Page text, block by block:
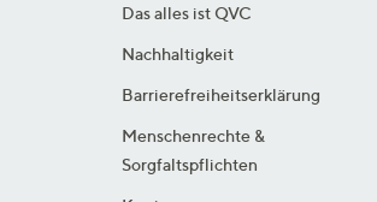
Das alles ist QVC
Nachhaltigkeit
Barrierefreiheitserklärung
Menschenrechte &
Sorgfaltspflichten